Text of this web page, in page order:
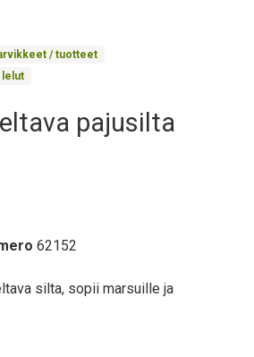
/ tuotteet
lelut
pajusilta
62152
silta, sopii marsuille ja